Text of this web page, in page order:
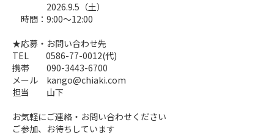
2026.9.5（土）
時間：9:00～12:00
★応募・お問い合わせ先
TEL 0586-77-0012(代)
携帯 090-3443-6700
メール kango@chiaki.com
担当 山下
お気軽にご連絡・お問い合わせください
ご参加、お待ちしています